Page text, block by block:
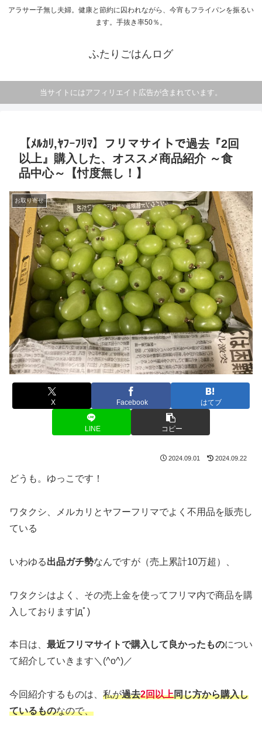
アラサー子無し夫婦。健康と節約に囚われながら、今宵もフライパンを振るい
ます。手抜き率50％。
ふたりごはんログ
当サイトにはアフィリエイト広告が含まれています。
【ﾒﾙｶﾘ,ﾔﾌｰﾌﾘﾏ】フリマサイトで過去『2回
以上』購入した、オススメ商品紹介 ～食
品中心～【忖度無し！】
お取り寄せ
X Facebook はてブ
LINE コピー
2024.09.01 2024.09.22
どうも。ゆっこです！
ワタクシ、メルカリとヤフーフリマでよく不用品を販売し
ている
いわゆる出品ガチ勢なんですが（売上累計10万超）、
ワタクシはよく、その売上金を使ってフリマ内で商品を購
入しております|дﾟ)
本日は、 最近フリマサイトで購入して良かったものについ
て紹介していきます＼(^o^)／
今回紹介するものは、 私が過去2回以上同じ方から購入し
ているものなので、